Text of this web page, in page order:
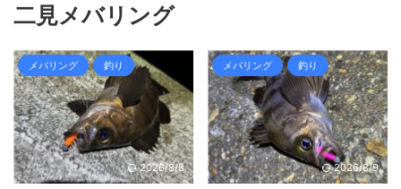
二見メバリング
メバリング 釣り
2026/8/8
メバリング 釣り
2026/8/9